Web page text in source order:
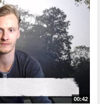
00:42